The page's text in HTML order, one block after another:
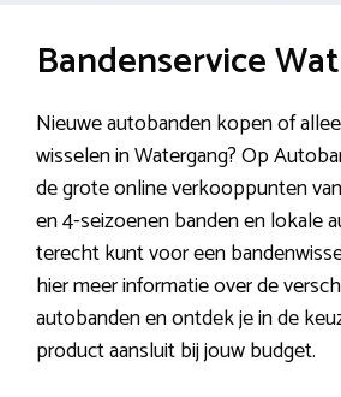
Bandenservice
Nieuwe autobanden kopen of
wisselen in Watergang? Op
de grote online verkooppunten
en 4-seizoenen banden en lokale
terecht kunt voor een
hier meer informatie over de
autobanden en ontdek je in de
product aansluit bij jouw budget.